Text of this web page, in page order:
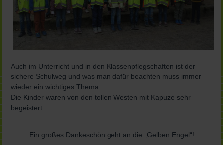
Auch im Unterricht und in den Klassenpflegschaften ist der
sichere Schulweg und was man dafür beachten muss immer
wieder ein wichtiges Thema.
Die Kinder waren von den tollen Westen mit Kapuze sehr
begeistert.
Ein großes Dankeschön geht an die „Gelben Engel“!